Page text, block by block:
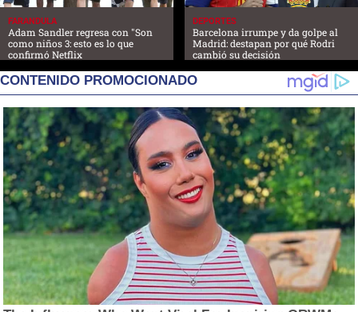
FARANDULA
Adam Sandler regresa con "Son
como niños 3: esto es lo que
confirmó Netflix
DEPORTES
Barcelona irrumpe y da golpe al
Madrid: destapan por qué Rodri
cambió su decisión
CONTENIDO PROMOCIONADO